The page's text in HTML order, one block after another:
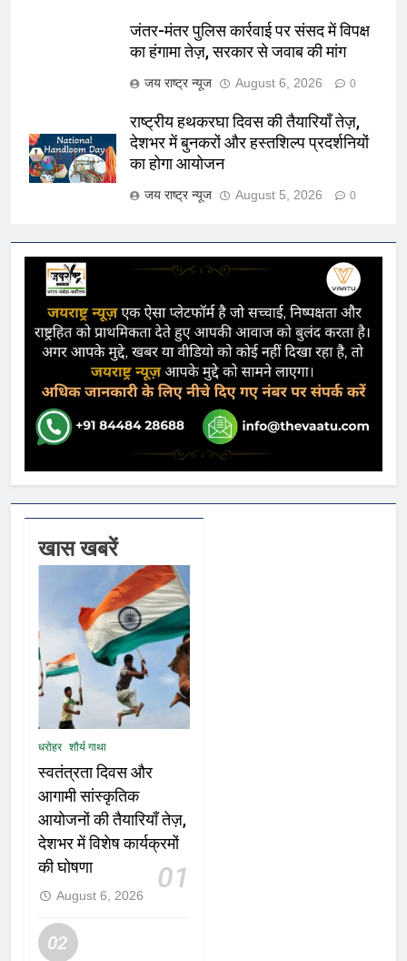
जंतर-मंतर पुलिस कार्रवाई पर संसद में विपक्ष
का हंगामा तेज़, सरकार से जवाब की मांग
जय राष्ट्र न्यूज August 6, 2026 0
राष्ट्रीय हथकरघा दिवस की तैयारियाँ तेज़,
देशभर में बुनकरों और हस्तशिल्प प्रदर्शनियों
का होगा आयोजन
जय राष्ट्र न्यूज August 5, 2026 0
खास खबरें
धरोहर शौर्य गाथा
स्वतंत्रता दिवस और
आगामी सांस्कृतिक
आयोजनों की तैयारियाँ तेज़,
देशभर में विशेष कार्यक्रमों
की घोषणा
01
August 6, 2026
02